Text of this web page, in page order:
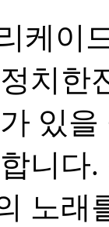
케이
치한
있
니다
노래